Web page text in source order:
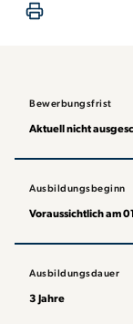
Bewerbungsfrist
Aktuell nicht
Ausbildungsbeginn
Voraussichtlich am
Ausbildungsdauer
3 Jahre